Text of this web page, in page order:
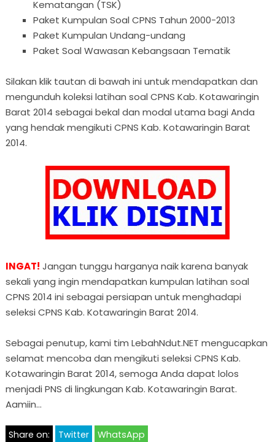
Kematangan (TSK)
Paket Kumpulan Soal CPNS Tahun 2000-2013
Paket Kumpulan Undang-undang
Paket Soal Wawasan Kebangsaan Tematik
Silakan klik tautan di bawah ini untuk mendapatkan dan
mengunduh koleksi latihan soal CPNS Kab. Kotawaringin
Barat 2014 sebagai bekal dan modal utama bagi Anda
yang hendak mengikuti CPNS Kab. Kotawaringin Barat
2014.
INGAT! Jangan tunggu harganya naik karena banyak
sekali yang ingin mendapatkan kumpulan latihan soal
CPNS 2014 ini sebagai persiapan untuk menghadapi
seleksi CPNS Kab. Kotawaringin Barat 2014.
Sebagai penutup, kami tim LebahNdut.NET mengucapkan
selamat mencoba dan mengikuti seleksi CPNS Kab.
Kotawaringin Barat 2014, semoga Anda dapat lolos
menjadi PNS di lingkungan Kab. Kotawaringin Barat.
Aamiin…
Share on: Twitter WhatsApp